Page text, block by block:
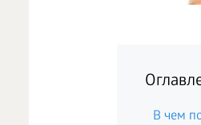
В чем